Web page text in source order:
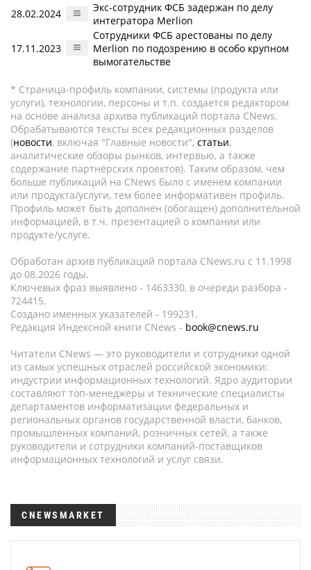
28.02.2024
Экс-сотрудник ФСБ задержан по делу
интегратора Merlion
17.11.2023
Сотрудники ФСБ арестованы по делу
Merlion по подозрению в особо крупном
вымогательстве
* Страница-профиль компании, системы (продукта или
услуги), технологии, персоны и т.п. создается редактором
на основе анализа архива публикаций портала CNews.
Обрабатываются тексты всех редакционных разделов
(новости, включая "Главные новости", статьи,
аналитические обзоры рынков, интервью, а также
содержание партнёрских проектов). Таким образом, чем
больше публикаций на CNews было с именем компании
или продукта/услуги, тем более информативен профиль.
Профиль может быть дополнен (обогащен) дополнительной
информацией, в т.ч. презентацией о компании или
продукте/услуге.
Обработан архив публикаций портала CNews.ru c 11.1998
до 08.2026 годы.
Ключевых фраз выявлено - 1463330, в очереди разбора -
724415.
Создано именных указателей - 199231.
Редакция Индексной книги CNews - book@cnews.ru
Читатели CNews — это руководители и сотрудники одной
из самых успешных отраслей российской экономики:
индустрии информационных технологий. Ядро аудитории
составляют топ-менеджеры и технические специалисты
департаментов информатизации федеральных и
региональных органов государственной власти, банков,
промышленных компаний, розничных сетей, а также
руководители и сотрудники компаний-поставщиков
информационных технологий и услуг связи.
CNEWSMARKET